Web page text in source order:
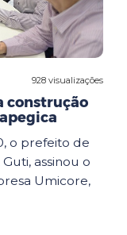
928 visualizações
construção
o prefeito de
assinou o
Umicore,